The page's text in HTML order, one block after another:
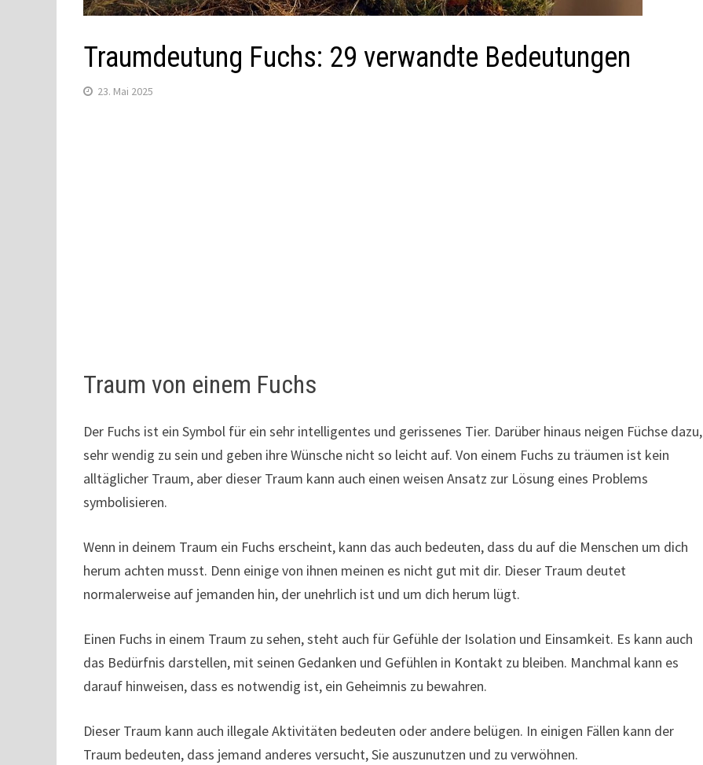
Traumdeutung Fuchs: 29 verwandte Bedeutungen
23. Mai 2025
Traum von einem Fuchs
Der Fuchs ist ein Symbol für ein sehr intelligentes und gerissenes Tier. Darüber hinaus neigen Füchse dazu,
sehr wendig zu sein und geben ihre Wünsche nicht so leicht auf. Von einem Fuchs zu träumen ist kein
alltäglicher Traum, aber dieser Traum kann auch einen weisen Ansatz zur Lösung eines Problems
symbolisieren.
Wenn in deinem Traum ein Fuchs erscheint, kann das auch bedeuten, dass du auf die Menschen um dich
herum achten musst. Denn einige von ihnen meinen es nicht gut mit dir. Dieser Traum deutet
normalerweise auf jemanden hin, der unehrlich ist und um dich herum lügt.
Einen Fuchs in einem Traum zu sehen, steht auch für Gefühle der Isolation und Einsamkeit. Es kann auch
das Bedürfnis darstellen, mit seinen Gedanken und Gefühlen in Kontakt zu bleiben. Manchmal kann es
darauf hinweisen, dass es notwendig ist, ein Geheimnis zu bewahren.
Dieser Traum kann auch illegale Aktivitäten bedeuten oder andere belügen. In einigen Fällen kann der
Traum bedeuten, dass jemand anderes versucht, Sie auszunutzen und zu verwöhnen.